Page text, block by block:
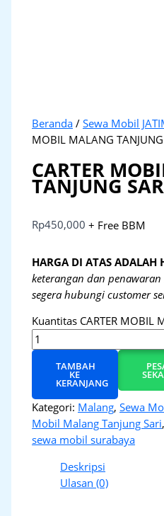
Beranda /Sewa Mobil
MOBIL MALANG TANJUNG
CARTER
TANJUNG
Rp450,000 + Free BBM
HARGA DI ATAS ADALAH
keterangan dan
segera hubungi customer
Kuantitas CARTER MOBIL
TAMBAH
KE
KERANJANG
Kategori: Malang,Sewa
Mobil Malang Tanjung Sari
sewa mobil surabaya
Deskripsi
Ulasan (0)